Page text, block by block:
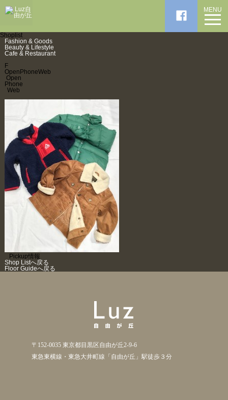
MENU
Shoplist
Fashion & Goods
Beauty & Lifestyle
Cafe & Restaurant
F
Open PhoneWeb
Open
Phone
Web
Pickup情報
Shop Listへ戻る
Floor Guideへ戻る
〒152-0035 東京都目黒区自由が丘2-9-6
東急東横線・東急大井町線「自由が丘」駅徒歩３分